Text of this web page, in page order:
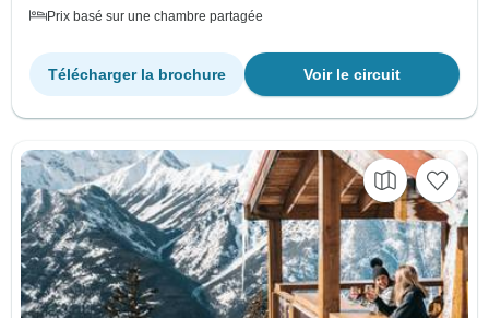
Prix basé sur une chambre partagée
Voir le circuit
Télécharger la brochure